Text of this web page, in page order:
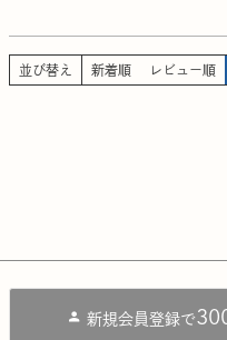
並び替え 新着順 レビュー順
新規会員登録で